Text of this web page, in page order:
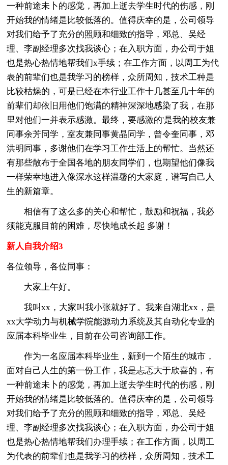
一种前途未卜的感觉，再加上逝去学生时代的伤感，刚
开始我的情绪是比较低落的。值得庆幸的是，公司领导
对我们给予了充分的照顾和细致的指导，邓总、吴经
理、李副经理多次找我谈心；在入职方面，办公司于姐
也是热心热情地帮我们x手续；在工作方面，以周工为代
表的前辈们也是我学习的榜样，众所周知，技术工种是
比较枯燥的，可是已经在本行业工作十几甚至几十年的
前辈们却依旧用他们饱满的精神深深地感染了我，在那
里对他们一并表示感激。最终，要感激的'是我的校友兼
同事余芳同学，室友兼同事黄晶同学，曾令奎同事，邓
洪明同事，多谢他们在学习工作生活上的帮忙。当然还
有那些散布于全国各地的朋友同学们，也期望他们像我
一样荣幸地进入像深水这样温馨的大家庭，谱写自己人
生的新篇章。
相信有了这么多的关心和帮忙，鼓励和祝福，我必
须能克服目前的困难，尽快地成长起 多谢！
新人自我介绍3
各位领导，各位同事：
大家上午好。
我叫xx，大家叫我小张就好了。我来自湖北xx，是
xx大学动力与机械学院能源动力系统及其自动化专业的
应届本科毕业生，目前在公司咨询部工作。
作为一名应届本科毕业生，新到一个陌生的城市，
面对自己人生的第一份工作，我是忐忑大于欣喜的，有
一种前途未卜的感觉，再加上逝去学生时代的伤感，刚
开始我的情绪是比较低落的。值得庆幸的是，公司领导
对我们给予了充分的照顾和细致的指导，邓总、吴经
理、李副经理多次找我谈心；在入职方面，办公司于姐
也是热心热情地帮我们办理手续；在工作方面，以周工
为代表的前辈们也是我学习的榜样，众所周知，技术工